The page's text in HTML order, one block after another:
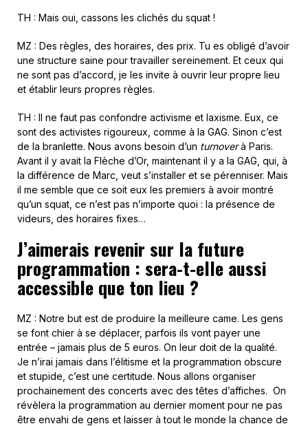
TH : Mais oui, cassons les clichés du squat !
MZ : Des règles, des horaires, des prix. Tu es obligé d’avoir
une structure saine pour travailler sereinement. Et ceux qui
ne sont pas d’accord, je les invite à ouvrir leur propre lieu
et établir leurs propres règles.
TH : Il ne faut pas confondre activisme et laxisme. Eux, ce
sont des activistes rigoureux, comme à la GAG. Sinon c’est
de la branlette. Nous avons besoin d’un turnoverà Paris.
Avant il y avait la Flèche d’Or, maintenant il y a la GAG, qui, à
la différence de Marc, veut s’installer et se pérenniser. Mais
il me semble que ce soit eux les premiers à avoir montré
qu’un squat, ce n’est pas n’importe quoi : la présence de
videurs, des horaires fixes…
J’aimerais revenir sur la future
programmation : sera-t-elle aussi
accessible que ton lieu ?
MZ : Notre but est de produire la meilleure came. Les gens
se font chier à se déplacer, parfois ils vont payer une
entrée – jamais plus de 5 euros. On leur doit de la qualité.
Je n’irai jamais dans l’élitisme et la programmation obscure
et stupide, c’est une certitude. Nous allons organiser
prochainement des concerts avec des têtes d’affiches. On
révèlera la programmation au dernier moment pour ne pas
être envahi de gens et laisser à tout le monde la chance de